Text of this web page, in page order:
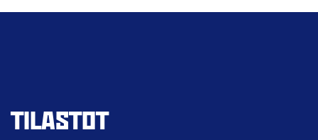
TILASTOT